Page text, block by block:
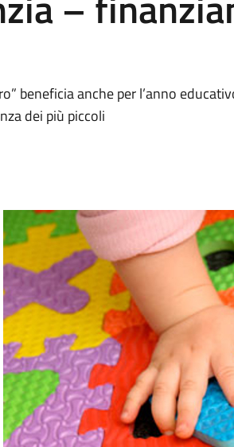
beneficia anche per l’anno
dei più piccoli